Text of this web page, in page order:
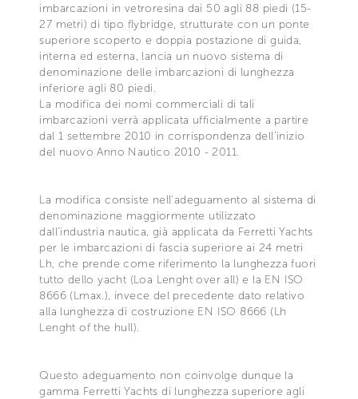
imbarcazioni in vetroresina dai 50 agli 88 piedi (15-
27 metri) di tipo flybridge, strutturate con un ponte
superiore scoperto e doppia postazione di guida,
interna ed esterna, lancia un nuovo sistema di
denominazione delle imbarcazioni di lunghezza
inferiore agli 80 piedi.
La modifica dei nomi commerciali di tali
imbarcazioni verrà applicata ufficialmente a partire
dal 1 settembre 2010 in corrispondenza dell’inizio
del nuovo Anno Nautico 2010 - 2011.
La modifica consiste nell’adeguamento al sistema di
denominazione maggiormente utilizzato
dall’industria nautica, già applicata da Ferretti Yachts
per le imbarcazioni di fascia superiore ai 24 metri
Lh, che prende come riferimento la lunghezza fuori
tutto dello yacht (Loa Lenght over all) e la EN ISO
8666 (Lmax.), invece del precedente dato relativo
alla lunghezza di costruzione EN ISO 8666 (Lh
Lenght of the hull).
Questo adeguamento non coinvolge dunque la
gamma Ferretti Yachts di lunghezza superiore agli